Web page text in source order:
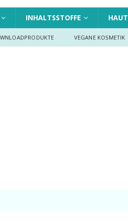
INHALTSSTOFFE HAUT
VEGANE KOSMETIK